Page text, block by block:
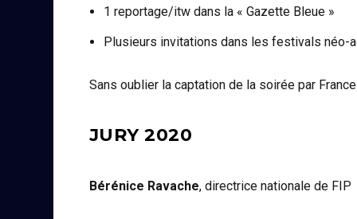
1 reportage/itw dans la « Gazette Bleue »
Plusieurs invitations dans les festivals néo-
Sans oublier la captation de la soirée par
JURY 2020
Bérénice Ravache, directrice nationale de FIP